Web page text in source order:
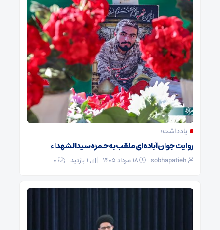
یادداشت؛
روایت جوان آباده‌ای ملقب به حمزه سیدالشهداء
sobhapatieh ۰